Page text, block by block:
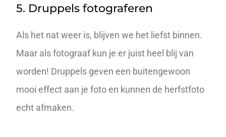
5. Druppels fotograferen
Als het nat weer is, blijven we het liefst binnen.
Maar als fotograaf kun je er juist heel blij van
worden! Druppels geven een buitengewoon
mooi effect aan je foto en kunnen de herfstfoto
echt afmaken.